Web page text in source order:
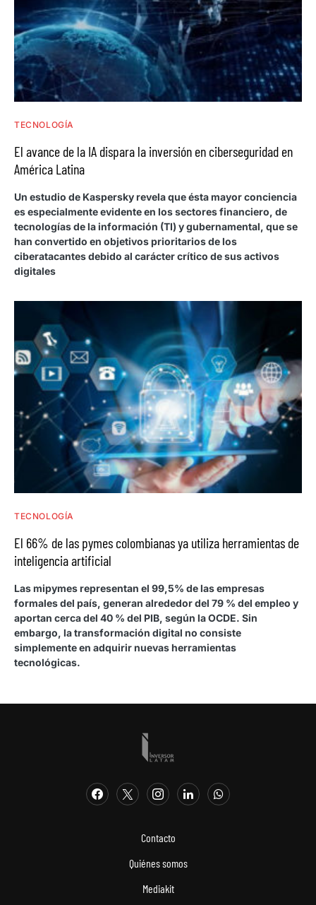
TECNOLOGÍA
El avance de la IA dispara la inversión en ciberseguridad en
América Latina
Un estudio de Kaspersky revela que ésta mayor conciencia
es especialmente evidente en los sectores financiero, de
tecnologías de la información (TI) y gubernamental, que se
han convertido en objetivos prioritarios de los
ciberatacantes debido al carácter crítico de sus activos
digitales
TECNOLOGÍA
El 66% de las pymes colombianas ya utiliza herramientas de
inteligencia artificial
Las mipymes representan el 99,5% de las empresas
formales del país, generan alrededor del 79 % del empleo y
aportan cerca del 40 % del PIB, según la OCDE. Sin
embargo, la transformación digital no consiste
simplemente en adquirir nuevas herramientas
tecnológicas.
Contacto
Quiénes somos
Mediakit